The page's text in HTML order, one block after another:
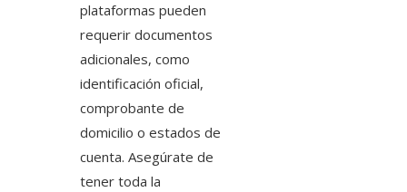
plataformas pueden
requerir documentos
adicionales, como
identificación oficial,
comprobante de
domicilio o estados de
cuenta. Asegúrate de
tener toda la